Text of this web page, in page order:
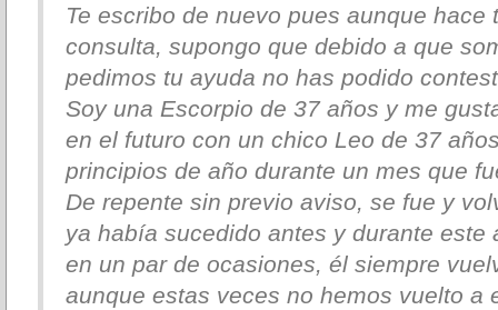
Te escribo de nuevo pues aunque hace
consulta, supongo que debido a que
pedimos tu ayuda no has podido
Soy una Escorpio de 37 años y me
en el futuro con un chico Leo de 37
principios de año durante un mes que
De repente sin previo aviso, se fue y
ya había sucedido antes y durante este
en un par de ocasiones, él siempre
aunque estas veces no hemos vuelto a